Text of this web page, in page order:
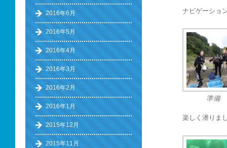
ナビゲーショ
準備
楽しく潜りま
2016年6月
2016年5月
2016年4月
2016年3月
2016年2月
2016年1月
2015年12月
2015年11月